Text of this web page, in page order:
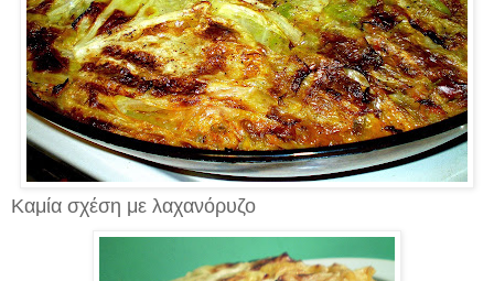
Καμία σχέση με λαχανόρυζο